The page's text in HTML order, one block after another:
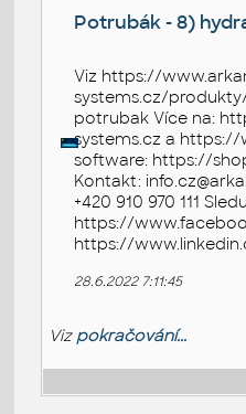
Potrubák - 8)
Viz https://
systems.cz/
potrubak Více na:
systems.cz a
software: https://
Kontakt:
+420 910 970 111
https://
https://
28.6.2022 7:11:45
Viz pokračování...